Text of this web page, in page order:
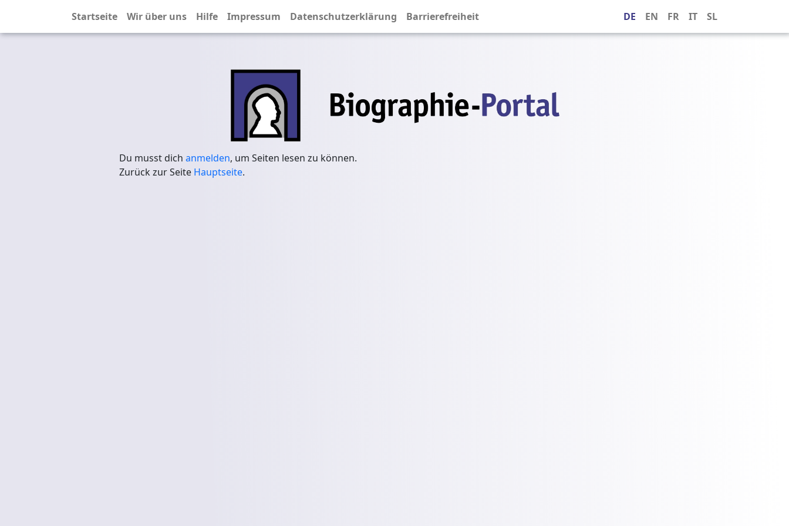
Startseite Wir über uns Hilfe Impressum Datenschutzerklärung Barrierefreiheit DE EN FR IT SL
Du musst dich anmelden, um Seiten lesen zu können.
Zurück zur Seite Hauptseite.